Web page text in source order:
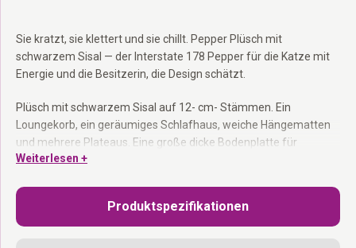
Sie kratzt, sie klettert und sie chillt. Pepper Plüsch mit
schwarzem Sisal — der Interstate 178 Pepper für die Katze mit
Energie und die Besitzerin, die Design schätzt.
Plüsch mit schwarzem Sisal auf 12- cm- Stämmen. Ein
Loungekorb, ein geräumiges Schlafhaus, weiche Hängematten
und mehrere Plateaus. Eine große dicke Bodenplatte für
Stabilität. Ideal für Haushalte mit mehr als einer Katze. In den
12- cm- Kratzstämme schwarzem Sisal:Für aktive Katzen und
intensives Kratzen.
Weiterlesen +
Produktspezifikationen